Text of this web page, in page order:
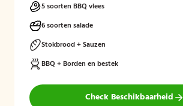
5 soorten BBQ vlees
6 soorten salade
Stokbrood + Sauzen
BBQ + Borden en bestek
Check Beschikbaarheid